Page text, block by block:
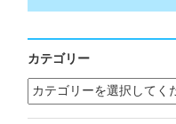
カテゴリー